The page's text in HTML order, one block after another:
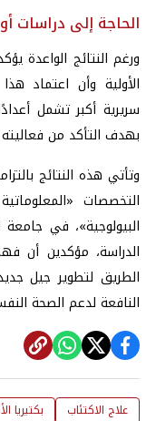
الحاجة إلى دراسات
ورغم النتائج الواعدة
الأولية وأن اعتماد
سريرية أكبر تشمل
بهدف التأكد من
وتأتي هذه النتائج
التخصصات
البيولوجية»، في
الدراسة، مؤكدين أن
الطريق لتطوير جيل
النافعة لدعم الصحة
علاج الاكتئاب بكتيريا